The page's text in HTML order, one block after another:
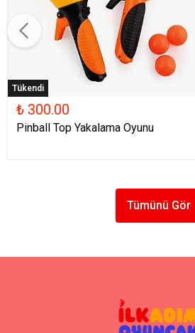
Tükendi
₺ 300.00
Pinball Top Yakalama Oyunu
Tümünü Gör